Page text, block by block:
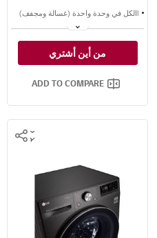
Iالكل في وحدة واحدة (غسالة ومجفف)
لوحة التحكم المركزي
محرك الدفع المباشر AI DD
من أين أشتري
ADD TO COMPARE